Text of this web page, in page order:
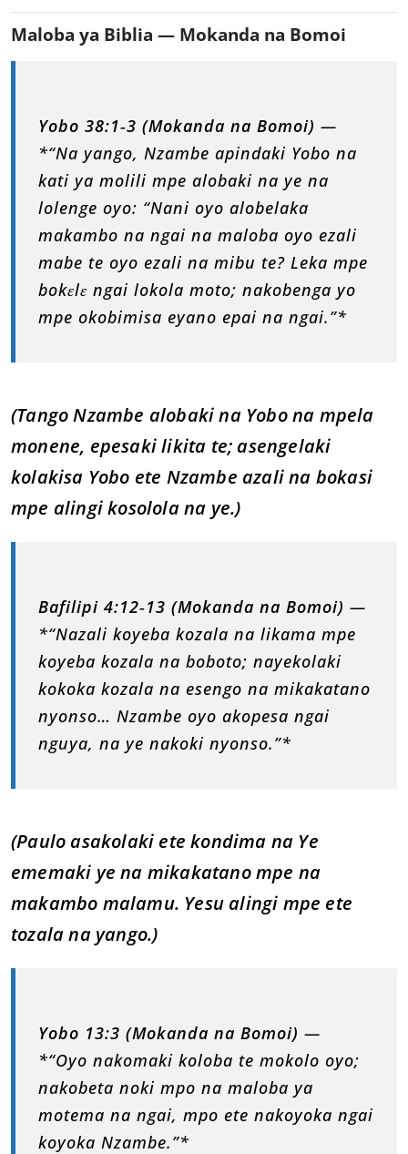
Maloba ya Biblia — Mokanda na Bomoi
Yobo 38:1‑3 (Mokanda na Bomoi) —
*“Na yango, Nzambe apindaki Yobo na
kati ya molili mpe alobaki na ye na
lolenge oyo: “Nani oyo alobelaka
makambo na ngai na maloba oyo ezali
mabe te oyo ezali na mibu te? Leka mpe
bokɛlɛ ngai lokola moto; nakobenga yo
mpe okobimisa eyano epai na ngai.”*
(Tango Nzambe alobaki na Yobo na mpela
monene, epesaki likita te; asengelaki
kolakisa Yobo ete Nzambe azali na bokasi
mpe alingi kosolola na ye.)
Bafilipi 4:12‑13 (Mokanda na Bomoi) —
*“Nazali koyeba kozala na likama mpe
koyeba kozala na boboto; nayekolaki
kokoka kozala na esengo na mikakatano
nyonso… Nzambe oyo akopesa ngai
nguya, na ye nakoki nyonso.”*
(Paulo asakolaki ete kondima na Ye
ememaki ye na mikakatano mpe na
makambo malamu. Yesu alingi mpe ete
tozala na yango.)
Yobo 13:3 (Mokanda na Bomoi) —
*“Oyo nakomaki koloba te mokolo oyo;
nakobeta noki mpo na maloba ya
motema na ngai, mpo ete nakoyoka ngai
koyoka Nzambe.”*